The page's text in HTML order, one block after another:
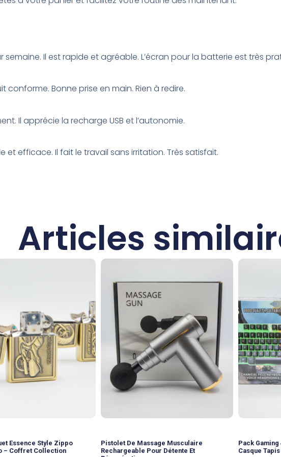
Il est rapide et agréable. L’écran pour la batterie est très
Bonne prise en main. Rien à redire.
Il apprécie la recharge USB et l’autonomie.
efficace. Il fait le travail sans irritation. Très satisfait.
Articles
Essence Style Zippo
– Coffret Collection
Pistolet De Massage Musculaire
Rechargeable Pour Détente Et
Pack Gaming
Casque